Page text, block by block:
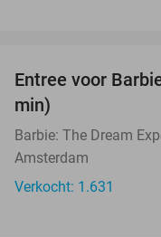
Entree voor
min)
Barbie: The Dream
Amsterdam
Verkocht: 1.631